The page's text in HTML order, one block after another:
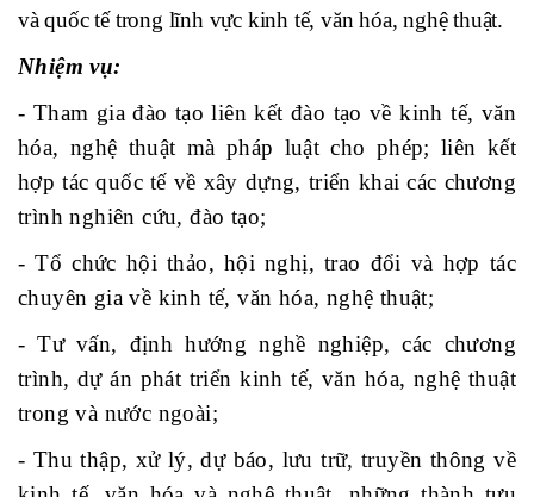
và quốc tế trong lĩnh vực kinh tế, văn hóa, nghệ thuật.
Nhiệm vụ:
- Tham gia đào tạo liên kết đào tạo về kinh tế, văn
hóa, nghệ thuật mà pháp luật cho phép; liên kết
hợp tác quốc tế về xây dựng, triển khai các chương
trình nghiên cứu, đào tạo;
- Tổ chức hội thảo, hội nghị, trao đổi và hợp tác
chuyên gia về kinh tế, văn hóa, nghệ thuật;
- Tư vấn, định hướng nghề nghiệp, các chương
trình, dự án phát triển kinh tế, văn hóa, nghệ thuật
trong và nước ngoài;
- Thu thập, xử lý, dự báo, lưu trữ, truyền thông về